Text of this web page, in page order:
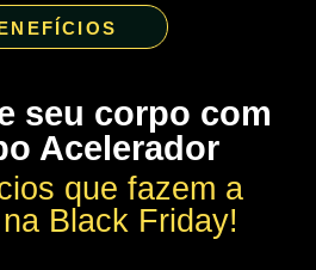
seu corpo com
Acelerador
que fazem a
Black Friday!